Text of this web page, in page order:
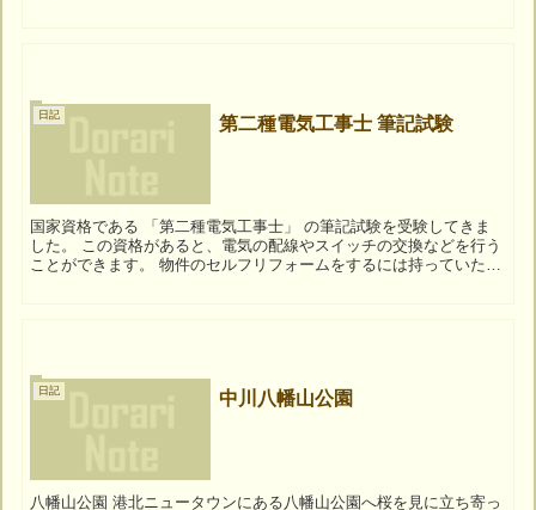
日記 第二種電気工事士 筆記試験
国家資格である 「第二種電気工事士」 の筆記試験を受験してきま
した。 この資格があると、電気の配線やスイッチの交換などを行う
ことができます。 物件のセルフリフォームをするには持っていたほ
日記 中川八幡山公園
八幡山公園 港北ニュータウンにある八幡山公園へ桜を見に立ち寄っ